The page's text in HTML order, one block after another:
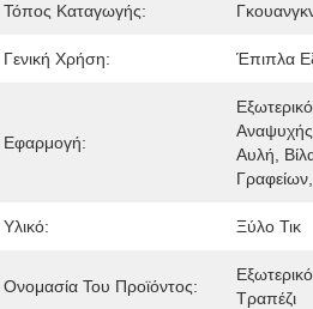
Τόπος Καταγωγής:
Γενική Χρήση: Έπιπλα
Εφαρμογή:
Αυλή,
Υλικό: Ξύλο Τικ
Ονομασία Του Προϊόντος:
Τραπέζι